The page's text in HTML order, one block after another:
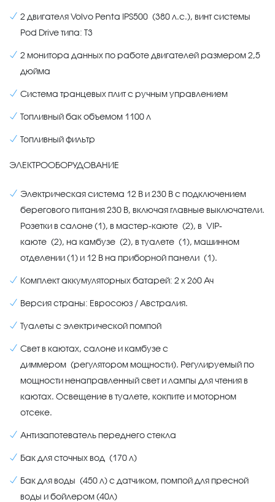
2 двигателя Volvo Penta IPS500 (380 л.с.), винт системы
Pod Drive типа: Т3
2 монитора данных по работе двигателей размером 2,5
дюйма
Система транцевых плит с ручным управлением
Топливный бак объемом 1100 л
Топливный фильтр
ЭЛЕКТРООБОРУДОВАНИЕ
Электрическая система 12 В и 230 В с подключением
берегового питания 230 В, включая главные выключатели.
Розетки в салоне (1), в мастер-каюте (2), в VIP-
каюте (2), на камбузе (2), в туалете (1), машинном
отделении (1) и 12 В на приборной панели (1).
Комплект аккумуляторных батарей: 2 х 260 Ач
Версия страны: Евросоюз / Австралия.
Туалеты с электрической помпой
Свет в каютах, салоне и камбузе с
диммером (регулятором мощности). Регулируемый по
мощности ненаправленный свет и лампы для чтения в
каютах. Освещение в туалете, кокпите и моторном
отсеке.
Антизапотеватель переднего стекла
Бак для сточных вод (170 л)
Бак для воды (450 л) с датчиком, помпой для пресной
воды и бойлером (40л)